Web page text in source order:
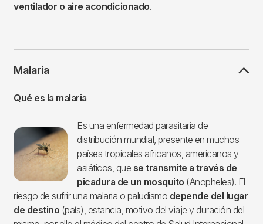
ventilador o aire acondicionado.
Malaria
Qué es la malaria
Imagen
Es una enfermedad parasitaria de
distribución mundial, presente en muchos
países tropicales africanos, americanos y
asiáticos, que se transmite a través de
picadura de un mosquito (Anopheles). El
riesgo de sufrir una malaria o paludismo depende del lugar
de destino (país), estancia, motivo del viaje y duración del